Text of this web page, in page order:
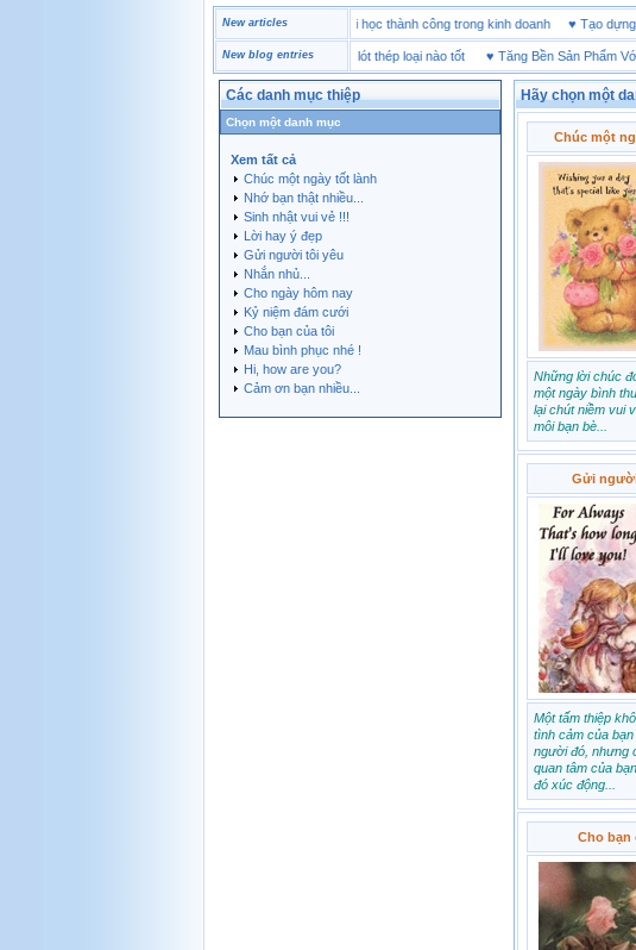
New articles
Một số câu hỏi phỏng vấn “đặc biệt” của Microsoft ♥4 bài học thành công trong kinh doanh♥
New blog entries
Giày bảo hộ lót Kevlar và lót thép loại nào tốt ♥Tăng Bền Sản Phẩm Với Giải
Các danh mục thiệp
Chọn một danh mục
Xem tất cả
Chúc một ngày tốt lành
Nhớ bạn thật nhiều...
Sinh nhật vui vẻ !!!
Lời hay ý đẹp
Gửi người tôi yêu
Nhắn nhủ...
Cho ngày hôm nay
Kỷ niệm đám cưới
Cho bạn của tôi
Mau bình phục nhé !
Hi, how are you?
Cảm ơn bạn nhiều...
Hãy chọn một
Chúc một
Những lời chúc
một ngày bình
lại chút niềm vui
môi bạn bè...
Gửi
Một tấm thiệp
tình cảm của
người đó, nhưng
quan tâm của
đó xúc động...
Cho bạn